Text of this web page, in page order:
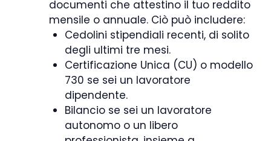
documenti che attestino il tuo reddito
mensile o annuale. Ciò può includere:
Cedolini stipendiali recenti, di solito
degli ultimi tre mesi.
Certificazione Unica (CU) o modello
730 se sei un lavoratore
dipendente.
Bilancio se sei un lavoratore
autonomo o un libero